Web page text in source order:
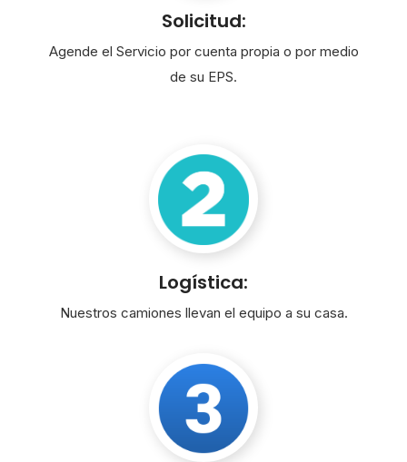
Solicitud:
Agende el Servicio por cuenta propia o por medio
de su EPS.
Logística:
Nuestros camiones llevan el equipo a su casa.